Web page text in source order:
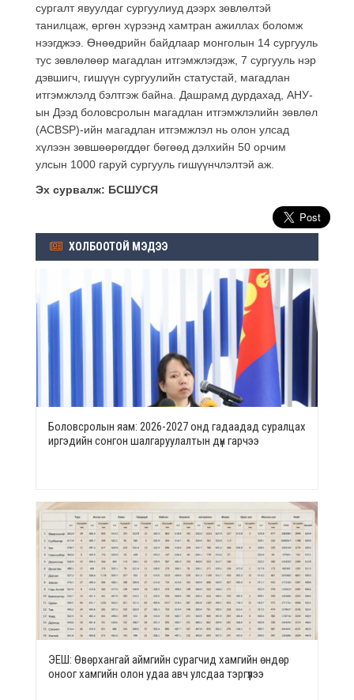
сургалт явуулдаг сургуулиуд дээрх зөвлөлтэй
танилцаж, өргөн хүрээнд хамтран ажиллах боломж
нээгджээ. Өнөөдрийн байдлаар монголын 14 сургууль
тус зөвлөлөөр магадлан итгэмжлэгдэж, 7 сургууль нэр
дэвшигч, гишүүн сургуулийн статустай, магадлан
итгэмжлэлд бэлтгэж байна. Дашрамд дурдахад, АНУ-
ын Дээд боловсролын магадлан итгэмжлэлийн зөвлөл
(ACBSP)-ийн магадлан итгэмжлэл нь олон улсад
хүлээн зөвшөөрөгддөг бөгөөд дэлхийн 50 орчим
улсын 1000 гаруй сургууль гишүүнчлэлтэй аж.
Эх сурвалж: БСШУСЯ
ХОЛБООТОЙ МЭДЭЭ
Боловсролын яам: 2026-2027 онд гадаадад суралцах
иргэдийн сонгон шалгаруулалтын дүн гарчээ
ЭЕШ: Өвөрхангай аймгийн сурагчид хамгийн өндөр
оноог хамгийн олон удаа авч улсдаа тэргүүлээ